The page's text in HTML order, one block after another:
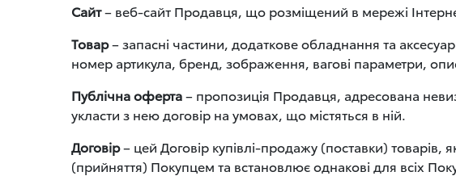
Сайт– веб-сайт Продавця, що розміщений в мережі
Товар– запасні частини, додаткове обладнання та
номер артикула, бренд, зображення, вагові параметри,
Публічна оферта– пропозиція Продавця, адресована
укласти з нею договір на умовах, що містяться в ній.
Договір– цей Договір купівлі-продажу (поставки)
(прийняття) Покупцем та встановлює однакові для всіх